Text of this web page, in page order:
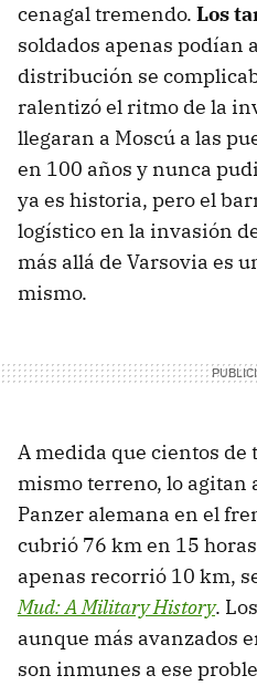
cenagal tremendo. Los
soldados apenas podían
distribución se
ralentizó el ritmo de la
llegaran a Moscú a las
en 100 años y nunca
ya es historia, pero el
logístico en la invasión
más allá de Varsovia es
mismo.
A medida que cientos de
mismo terreno, lo agitan
Panzer alemana en el
cubrió 76 km en 15
apenas recorrió 10 km,
Mud: A Military History.
aunque más avanzados
son inmunes a ese